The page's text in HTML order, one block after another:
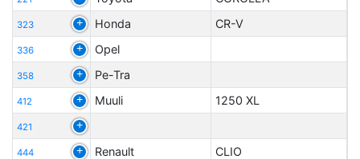
323 Honda CR-V
336 Opel
358 Pe-Tra
412 Muuli 1250 XL
421
444 Renault CLIO